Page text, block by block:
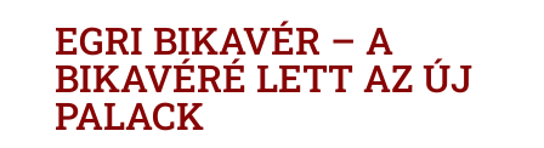
EGRI BIKAVÉR – A
BIKAVÉRÉ LETT AZ ÚJ
PALACK